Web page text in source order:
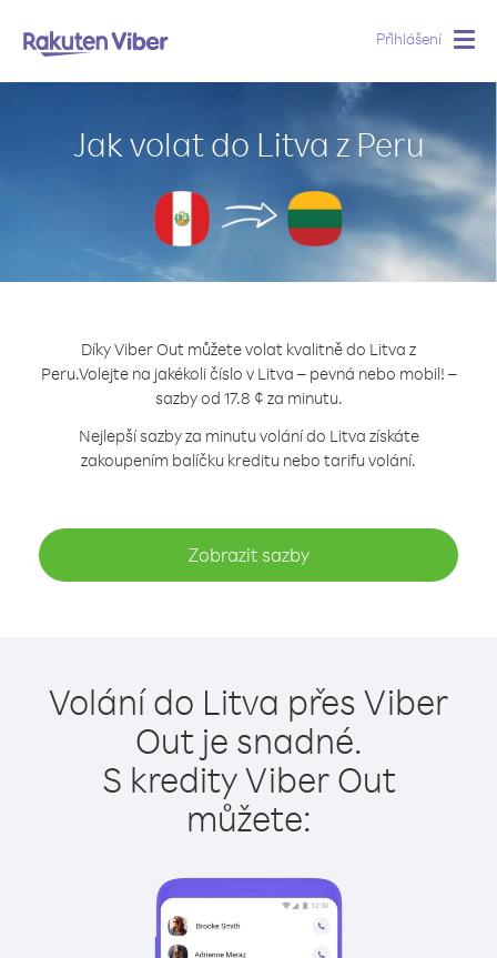
Přihlášení
Jak volat do Litva z Peru
Díky Viber Out můžete volat kvalitně do Litva z
Peru.Volejte na jakékoli číslo v Litva – pevná nebo mobil! –
sazby od 17.8 ¢ za minutu.
Nejlepší sazby za minutu volání do Litva získáte
zakoupením balíčku kreditu nebo tarifu volání.
Zobrazit sazby
Volání do Litva přes Viber
Out je snadné.
S kredity Viber Out
můžete: